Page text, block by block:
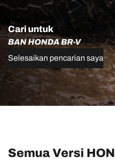
Cari untuk
BAN HONDA BR-V
Selesaikan pencarian saya
Semua Versi